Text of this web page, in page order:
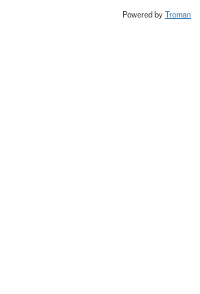
Powered byTroman